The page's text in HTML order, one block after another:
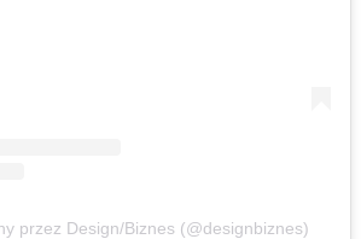
przez Design/Biznes (@designbiznes)